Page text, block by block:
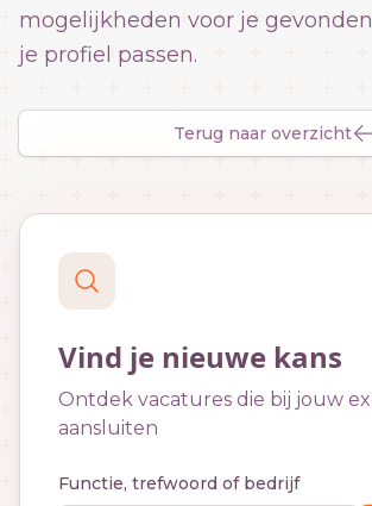
mogelijkheden voor je
je profiel passen.
Terug naar overzicht
Vind je nieuwe kans
Ontdek vacatures die bij jouw
aansluiten
Functie, trefwoord of bedrijf